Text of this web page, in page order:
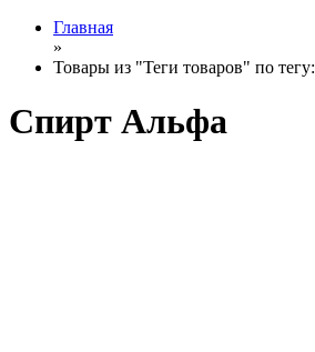
Главная
»
Товары из "Теги товаров" по тегу:
Спирт Альфа